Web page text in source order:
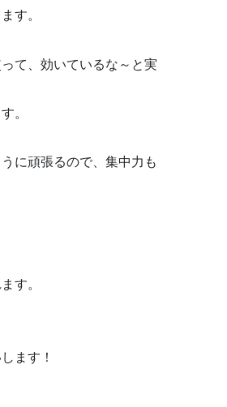
す。
て、効いているな～と実
。
に頑張るので、集中力も
す。
ます！